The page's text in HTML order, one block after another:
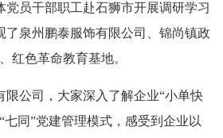
党员干部职工赴石狮市开展调研学习
了泉州鹏泰服饰有限公司、锦尚镇政
红色革命教育基地。
公司，大家深入了解企业“小单快
七同”党建管理模式，感受到企业以